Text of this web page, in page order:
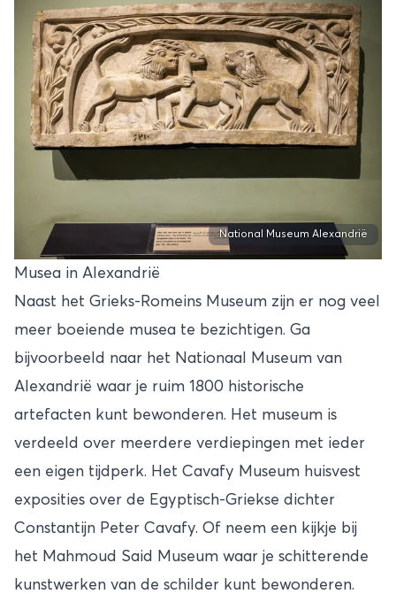
National Museum Alexandrië
Musea in Alexandrië
Naast het Grieks-Romeins Museum zijn er nog veel
meer boeiende musea te bezichtigen. Ga
bijvoorbeeld naar het Nationaal Museum van
Alexandrië waar je ruim 1800 historische
artefacten kunt bewonderen. Het museum is
verdeeld over meerdere verdiepingen met ieder
een eigen tijdperk. Het Cavafy Museum huisvest
exposities over de Egyptisch-Griekse dichter
Constantijn Peter Cavafy. Of neem een kijkje bij
het Mahmoud Said Museum waar je schitterende
kunstwerken van de schilder kunt bewonderen.